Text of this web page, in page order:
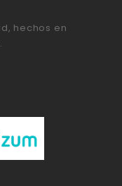
hechos en